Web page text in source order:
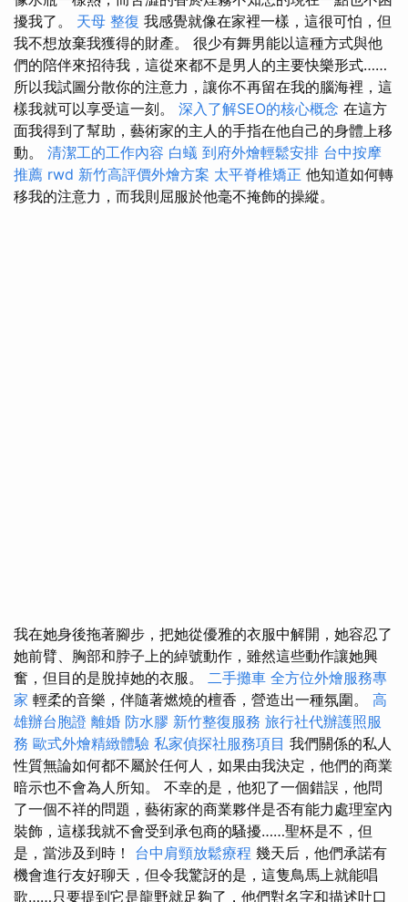
擾我了。 天母 整復 我感覺就像在家裡一樣，這很可怕，但
我不想放棄我獲得的財產。 很少有舞男能以這種方式與他
們的陪伴來招待我，這從來都不是男人的主要快樂形式……
所以我試圖分散你的注意力，讓你不再留在我的腦海裡，這
樣我就可以享受這一刻。 深入了解SEO的核心概念 在這方
面我得到了幫助，藝術家的主人的手指在他自己的身體上移
動。 清潔工的工作內容 白蟻 到府外燴輕鬆安排 台中按摩
推薦 rwd 新竹高評價外燴方案 太平脊椎矯正 他知道如何轉
移我的注意力，而我則屈服於他毫不掩飾的操縱。
我在她身後拖著腳步，把她從優雅的衣服中解開，她容忍了
她前臂、胸部和脖子上的綽號動作，雖然這些動作讓她興
奮，但目的是脫掉她的衣服。 二手攤車 全方位外燴服務專
家 輕柔的音樂，伴隨著燃燒的檀香，營造出一種氛圍。 高
雄辦台胞證 離婚 防水膠 新竹整復服務 旅行社代辦護照服
務 歐式外燴精緻體驗 私家偵探社服務項目 我們關係的私人
性質無論如何都不屬於任何人，如果由我決定，他們的商業
暗示也不會為人所知。 不幸的是，他犯了一個錯誤，他問
了一個不祥的問題，藝術家的商業夥伴是否有能力處理室內
裝飾，這樣我就不會受到承包商的騷擾……聖杯是不，但
是，當涉及到時！ 台中肩頸放鬆療程 幾天后，他們承諾有
機會進行友好聊天，但令我驚訝的是，這隻鳥馬上就能唱
歌……只要提到它是龍野就足夠了，他們對名字和描述吐口